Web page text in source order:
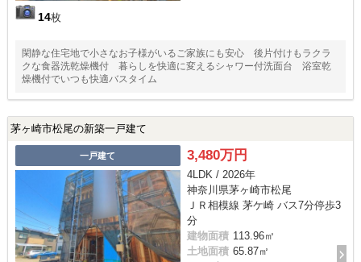
14枚
閑静な住宅地で小さなお子様がいるご家族にも安心 後片付けもラクラ
クな食器洗乾燥機付 暮らしを快適に変えるシャワー付洗面台 浴室乾
茅ヶ崎市松尾の新築一戸建て
一戸建て 3,480万円
4LDK / 2026年
神奈川県茅ヶ崎市松尾
ＪＲ相模線 茅ケ崎 バス7分停歩3
分
建物面積 113.96㎡
土地面積 65.87㎡